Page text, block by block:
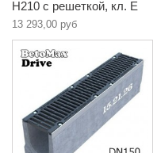
H210 с решеткой, кл. E
13 293,00 руб